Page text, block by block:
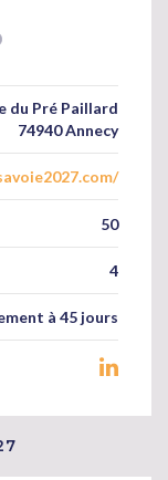
du Pré Paillard
74940 Annecy
50
4
à 45 jours